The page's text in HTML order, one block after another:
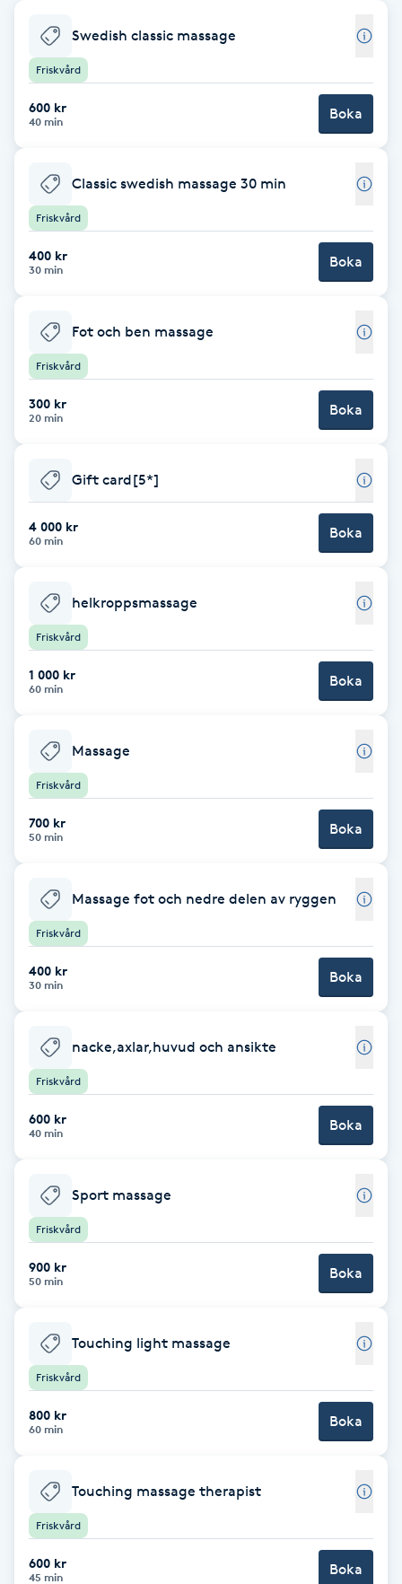
Babylights
Balayage
Barber
Barnklippning
Blowout
Bottenfärg
Brynformning
Brynfärgning
Brynplockning
Celluliter
Coachning
Color correction
Dermapen
Diamantslipning
E
Enzympeeling
Extensions borttagning
Eyeliner-tatuering
Face framing
Fet hårbotten
Fettreducering
Fillers
Fotmassage
Swedish classic massage
Friskvård
600 kr
40 min Boka
Classic swedish massage 30 min
Friskvård
400 kr
30 min Boka
Fot och ben massage
Friskvård
300 kr
20 min Boka
Gift card[5*]
4 000 kr
60 min Boka
helkroppsmassage
Friskvård
1 000 kr
60 min Boka
Massage
Friskvård
700 kr
50 min Boka
Massage fot och nedre delen av ryggen
Friskvård
400 kr
30 min Boka
nacke,axlar,huvud och ansikte
Friskvård
600 kr
40 min Boka
Sport massage
Friskvård
900 kr
50 min Boka
Touching light massage
Friskvård
800 kr
60 min Boka
Touching massage therapist
Friskvård
600 kr
45 min Boka